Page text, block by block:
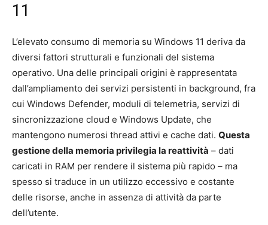
11
L’elevato consumo di memoria su Windows 11 deriva da
diversi fattori strutturali e funzionali del sistema
operativo. Una delle principali origini è rappresentata
dall’ampliamento dei servizi persistenti in background, fra
cui Windows Defender, moduli di telemetria, servizi di
sincronizzazione cloud e Windows Update, che
mantengono numerosi thread attivi e cache dati. Questa
gestione della memoria privilegia la reattività – dati
caricati in RAM per rendere il sistema più rapido – ma
spesso si traduce in un utilizzo eccessivo e costante
delle risorse, anche in assenza di attività da parte
dell’utente.